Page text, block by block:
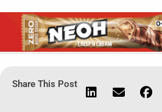
Share This Post